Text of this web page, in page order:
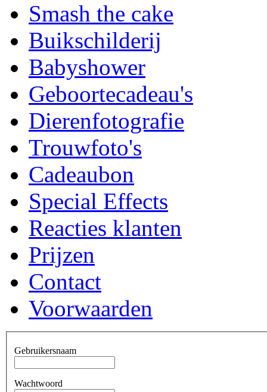
Smash the cake
Buikschilderij
Babyshower
Geboortecadeau's
Dierenfotografie
Trouwfoto's
Cadeaubon
Special Effects
Reacties klanten
Prijzen
Contact
Voorwaarden
Gebruikersnaam
Wachtwoord